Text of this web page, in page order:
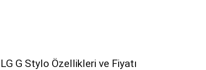
LG G Stylo Özellikleri ve Fiyatı